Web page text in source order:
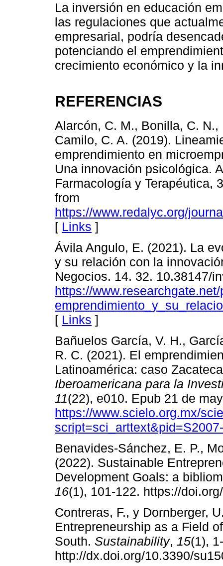
La inversión en educación
las regulaciones que
empresarial, podría
potenciando el
crecimiento económico y la
REFERENCIAS
Alarcón, C. M., Bonilla, C. N.,
Camilo, C. A. (2019).
emprendimiento en
Una innovación psicológica.
Farmacología y Terapéutica,
from
https://www.redalyc.org/
[ Links ]
Ávila Angulo, E. (2021). La
y su relación con la
Negocios. 14. 32. 10.38147/
https://
[ Links ]
Bañuelos García, V. H.,
R. C. (2021). El
Latinoamérica: caso
Iberoamericana para la
11(22), e010. Epub 21 de
https://www.scielo.org.mx/
Benavides-Sánchez, E. P.,
(2022). Sustainable
Development Goals: a
16(1), 101-122. https://
Contreras, F., y Dornberger,
Entrepreneurship as a Field
South. Sustainability, 15(1),
http://dx.doi.org/10.3390/